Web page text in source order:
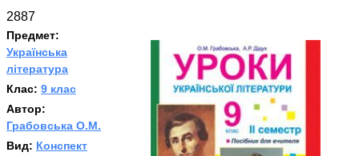
2887
Предмет:
Українська
література
Клас: 9 клас
Автор:
Грабовська О.М.
Вид: Конспект